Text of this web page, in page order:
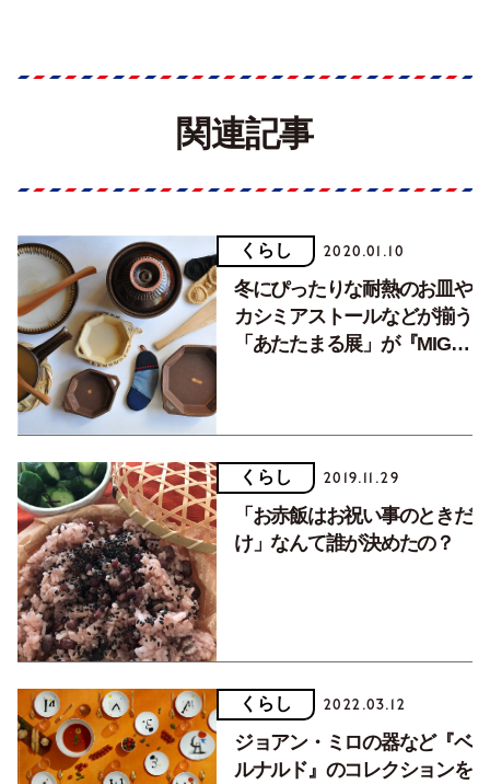
関連記事
くらし 2020.01.10
冬にぴったりな耐熱のお皿や
カシミアストールなどが揃う
「あたたまる展」が『MIGO
くらし 2019.11.29
「お赤飯はお祝い事のときだ
け」なんて誰が決めたの？
くらし 2022.03.12
ジョアン・ミロの器など『ベ
ルナルド』のコレクションを